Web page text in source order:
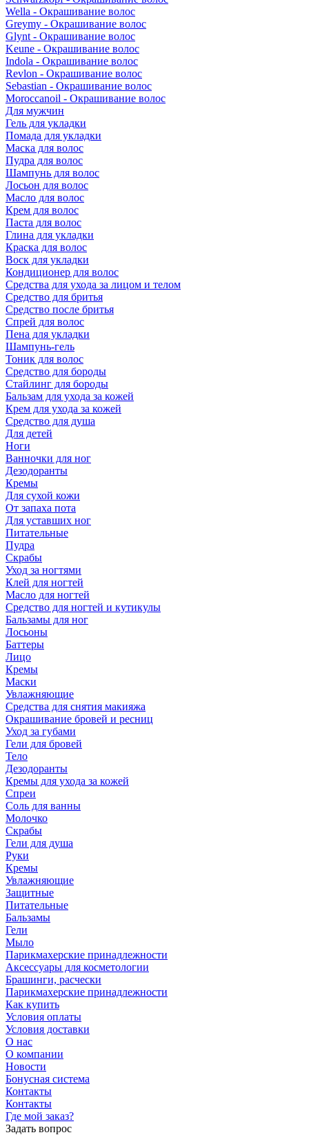
Wella - Окрашивание волос
Greymy - Окрашивание волос
Glynt - Окрашивание волос
Keune - Окрашивание волос
Indola - Окрашивание волос
Revlon - Окрашивание волос
Sebastian - Окрашивание волос
Moroccanoil - Окрашивание волос
Для мужчин
Гель для укладки
Помада для укладки
Маска для волос
Пудра для волос
Шампунь для волос
Лосьон для волос
Масло для волос
Крем для волос
Паста для волос
Глина для укладки
Краска для волос
Воск для укладки
Кондиционер для волос
Средства для ухода за лицом и телом
Средство для бритья
Средство после бритья
Спрей для волос
Пена для укладки
Шампунь-гель
Тоник для волос
Средство для бороды
Стайлинг для бороды
Бальзам для ухода за кожей
Крем для ухода за кожей
Средство для душа
Для детей
Ноги
Ванночки для ног
Дезодоранты
Кремы
Для сухой кожи
От запаха пота
Для уставших ног
Питательные
Пудра
Скрабы
Уход за ногтями
Клей для ногтей
Масло для ногтей
Средство для ногтей и кутикулы
Бальзамы для ног
Лосьоны
Баттеры
Лицо
Кремы
Маски
Увлажняющие
Средства для снятия макияжа
Окрашивание бровей и ресниц
Уход за губами
Гели для бровей
Тело
Дезодоранты
Кремы для ухода за кожей
Спреи
Соль для ванны
Молочко
Скрабы
Гели для душа
Руки
Кремы
Увлажняющие
Защитные
Питательные
Бальзамы
Гели
Мыло
Парикмахерские принадлежности
Аксессуары для косметологии
Брашинги, расчески
Парикмахерские принадлежности
Как купить
Условия оплаты
Условия доставки
О нас
О компании
Новости
Бонусная система
Контакты
Контакты
Где мой заказ?
Задать вопрос